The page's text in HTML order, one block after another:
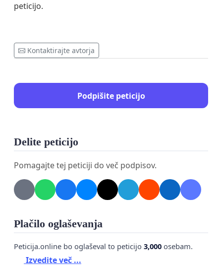
peticijo.
Kontaktirajte avtorja
Podpišite peticijo
Delite peticijo
Pomagajte tej peticiji do več podpisov.
Plačilo oglaševanja
Peticija.online bo oglaševal to peticijo 3,000 osebam.
Izvedite več ...